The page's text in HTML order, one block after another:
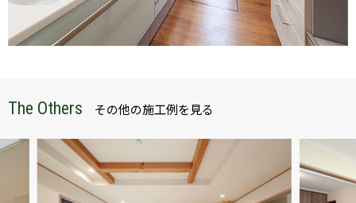
The Others その他の施工例を見る